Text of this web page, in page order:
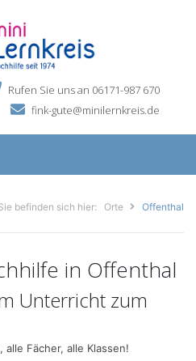
Rufen Sie uns an 06171-987 670
fink-gute@minilernkreis.de
befinden sich hier: Orte Offenthal
in Offenthal
Unterricht zum
Fächer, alle Klassen!